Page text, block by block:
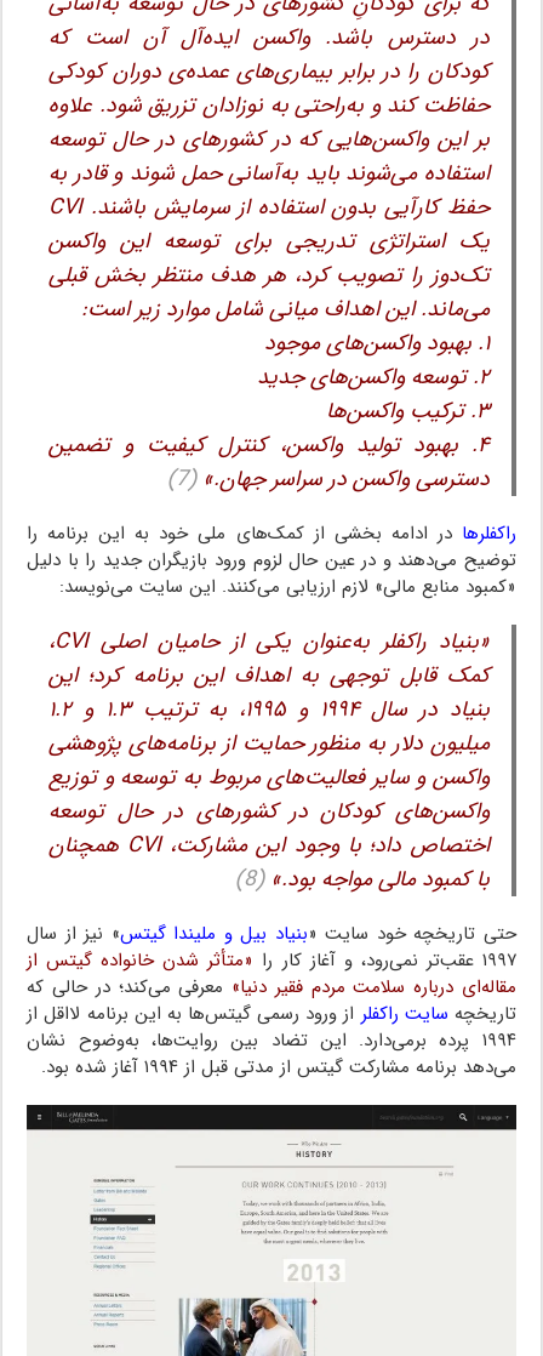
در دسترس باشد. واکسن ایده‌آل آن است که
کودکان را در برابر بیماری‌های عمده‌ی دوران کودکی
حفاظت کند و به‌راحتی به نوزادان تزریق شود. علاوه
بر این واکسن‌هایی که در کشورهای در حال توسعه
استفاده می‌شوند باید به‌آسانی حمل شوند و قادر به
حفظ کارآیی بدون استفاده از سرمایش باشند. CVI
یک استراتژی تدریجی برای توسعه این واکسن
تک‌دوز را تصویب کرد، هر هدف منتظر بخش قبلی
می‌ماند. این اهداف میانی شامل موارد زیر است:
۱. بهبود واکسن‌های موجود
۲. توسعه واکسن‌های جدید
۳. ترکیب واکسن‌ها
۴. بهبود تولید واکسن، کنترل کیفیت و تضمین
دسترسی واکسن در سراسر جهان.» (7)
راکفلرها در ادامه بخشی از کمک‌های ملی خود به این برنامه را
توضیح می‌دهند و در عین حال لزوم ورود بازیگران جدید را با دلیل
«کمبود منابع مالی» لازم ارزیابی می‌کنند. این سایت می‌نویسد:
«بنیاد راکفلر ‌به‌عنوان یکی از حامیان اصلی CVI،
کمک قابل توجهی به اهداف این برنامه کرد؛ این
بنیاد در سال ۱۹۹۴ و ۱۹۹۵، به ترتیب ۱.۳ و ۱.۲
میلیون دلار به منظور حمایت از برنامه‌های پژوهشی
واکسن و سایر فعالیت‌های مربوط به توسعه و توزیع
واکسن‌های کودکان در کشورهای در حال توسعه
اختصاص داد؛ با وجود این مشارکت، CVI همچنان
با کمبود مالی مواجه بود.» (8)
حتی تاریخچه خود سایت «بنیاد بیل و ملیندا گیتس» نیز از سال
۱۹۹۷ عقب‌تر نمی‌رود، و آغاز کار را
«متأثر شدن خانواده گیتس از
مقاله‌ای درباره سلامت مردم فقیر دنیا» معرفی می‌کند؛‌ در حالی که
تاریخچه سایت راکفلر از ورود رسمی گیتس‌ها به این برنامه لااقل از
۱۹۹۴ پرده بر‌می‌دارد. این تضاد بین روایت‌ها، به‌وضوح نشان
می‌دهد برنامه مشارکت گیتس از مدتی قبل از ۱۹۹۴ آغاز شده بود.